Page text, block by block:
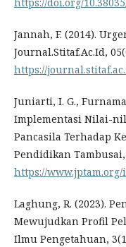
Jannah, F. (2014).
Journal.Stitaf.Ac.Id,
https://
Juniarti, I. G.,
Implementasi Nilai-
Pancasila Terhadap
Pendidikan Tambusai,
https://
Laghung, R. (2023).
Mewujudkan Profil
Ilmu Pengetahuan,